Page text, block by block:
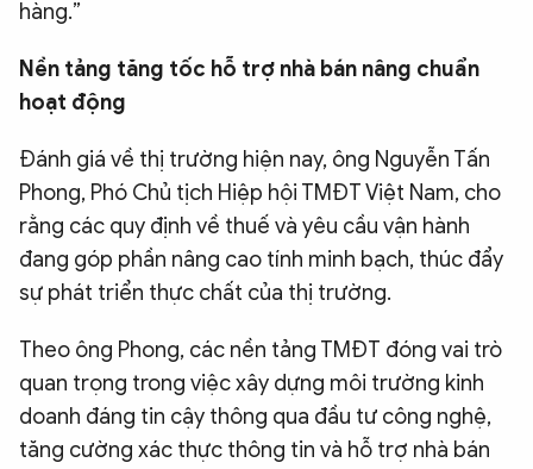
hàng.”
Nền tảng tăng tốc hỗ trợ nhà bán nâng chuẩn
hoạt động
Đánh giá về thị trường hiện nay, ông Nguyễn Tấn
Phong, Phó Chủ tịch Hiệp hội TMĐT Việt Nam, cho
rằng các quy định về thuế và yêu cầu vận hành
đang góp phần nâng cao tính minh bạch, thúc đẩy
sự phát triển thực chất của thị trường.
Theo ông Phong, các nền tảng TMĐT đóng vai trò
quan trọng trong việc xây dựng môi trường kinh
doanh đáng tin cậy thông qua đầu tư công nghệ,
tăng cường xác thực thông tin và hỗ trợ nhà bán